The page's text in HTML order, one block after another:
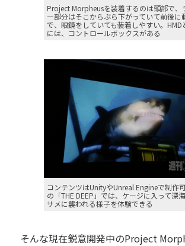
Project Morpheusを装着するのは頭部で、
ー部分はそこからぶら下がっていて前後に
で、眼鏡をしていても装着しやすい。HMD
には、コントロールボックスがある
コンテンツはUnityやUnreal Engineで制作
の「THE DEEP」では、ケージに入って深
サメに襲われる様子を体験できる
そんな現在鋭意開発中のProject